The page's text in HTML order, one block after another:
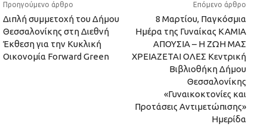
Προηγούμενο άρθρο
Διπλή συμμετοχή του Δήμου
Θεσσαλονίκης στη Διεθνή
Έκθεση για την Κυκλική
Οικονομία Forward Green
Επόμενο άρθρο
8 Μαρτίου, Παγκόσμια
Ημέρα της Γυναίκας ΚΑΜΙΑ
ΑΠΟΥΣΙΑ – Η ΖΩΗ ΜΑΣ
ΧΡΕΙΑΖΕΤΑΙ ΟΛΕΣ Κεντρική
Βιβλιοθήκη Δήμου
Θεσσαλονίκης
«Γυναικοκτονίες και
Προτάσεις Αντιμετώπισης»
Ημερίδα